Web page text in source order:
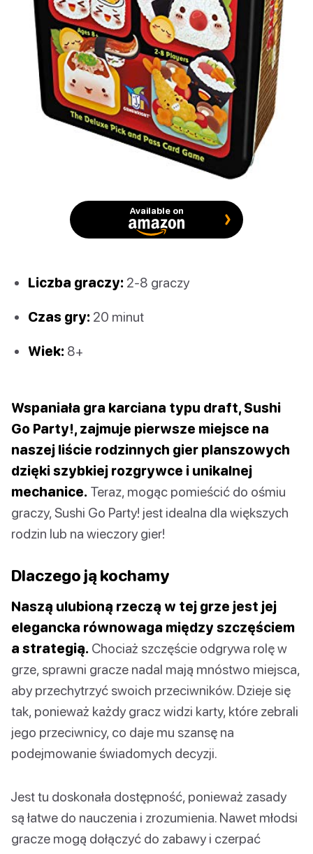
Available on
Liczba graczy: 2-8 graczy
Czas gry: 20 minut
Wiek: 8+
Wspaniała gra karciana typu draft, Sushi
Go Party!, zajmuje pierwsze miejsce na
naszej liście rodzinnych gier planszowych
dzięki szybkiej rozgrywce i unikalnej
mechanice. Teraz, mogąc pomieścić do ośmiu
graczy, Sushi Go Party! jest idealna dla większych
rodzin lub na wieczory gier!
Dlaczego ją kochamy
Naszą ulubioną rzeczą w tej grze jest jej
elegancka równowaga między szczęściem
a strategią. Chociaż szczęście odgrywa rolę w
grze, sprawni gracze nadal mają mnóstwo miejsca,
aby przechytrzyć swoich przeciwników. Dzieje się
tak, ponieważ każdy gracz widzi karty, które zebrali
jego przeciwnicy, co daje mu szansę na
podejmowanie świadomych decyzji.
Jest tu doskonała dostępność, ponieważ zasady
są łatwe do nauczenia i zrozumienia. Nawet młodsi
gracze mogą dołączyć do zabawy i czerpać